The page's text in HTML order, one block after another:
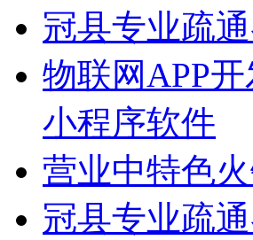
冠县专业疏
物联网APP
小程序软件
营业中特色
冠县专业疏